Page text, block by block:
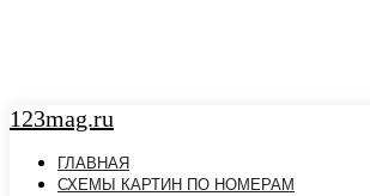
123mag.ru
ГЛАВНАЯ
СХЕМЫ КАРТИН ПО НОМЕРАМ